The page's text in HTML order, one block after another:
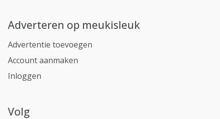
Adverteren op meukisleuk
Advertentie toevoegen
Account aanmaken
Inloggen
Volg